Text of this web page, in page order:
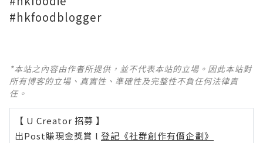
#hkfoodblogger
*本站之內容由作者所提供，並不代表本站的立場。因此本站對
所有博客的立場、真實性、準確性及完整性不負任何法律責
任。
【 U Creator 招募 】
出Post賺現金獎賞 l 登記《社群創作有價企劃》